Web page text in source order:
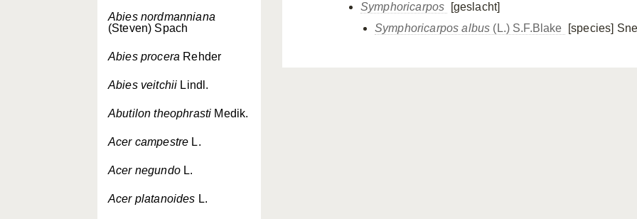
Abies nordmanniana
(Steven) Spach
Abies procera Rehder
Abies veitchii Lindl.
Abutilon theophrasti Medik.
Acer campestre L.
Acer negundoL.
Acer platanoides L.
Symphoricarpos
[geslacht]
Symphoricarpos albus (L.) S.F.Blake [species]